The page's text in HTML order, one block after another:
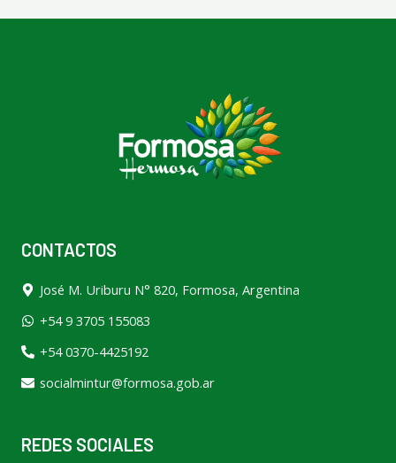
CONTACTOS
José M. Uriburu N° 820, Formosa, Argentina
+54 9 3705 155083
+54 0370-4425192
socialmintur@formosa.gob.ar
REDES SOCIALES